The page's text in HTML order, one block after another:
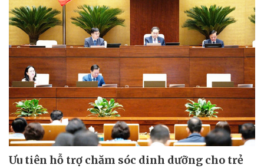
Ưu tiên hỗ trợ chăm sóc dinh dưỡng cho trẻ